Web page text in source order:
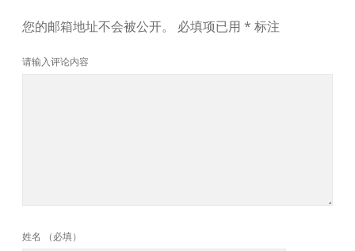
您的邮箱地址不会被公开。 必填项已用 * 标注
请输入评论内容
姓名 （必填）